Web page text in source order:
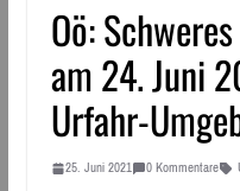
Oö:
am 24. Juni
Urfahr-
25. Juni 2021 0 Kommentare